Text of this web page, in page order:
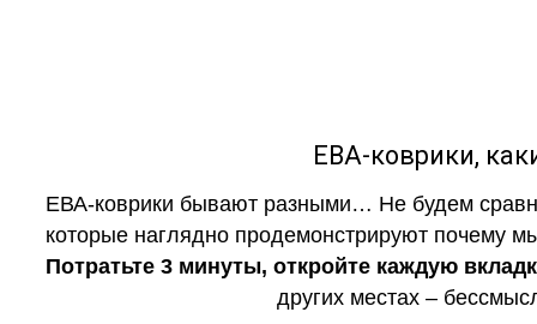
ЕВА-коврики,
ЕВА-коврики бывают разными… Не будем
которые наглядно продемонстрируют почему
Потратьте 3 минуты, откройте каждую
других местах –